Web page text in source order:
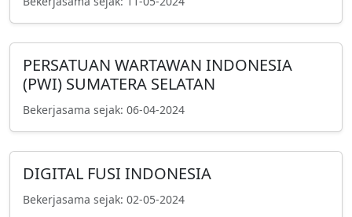
PERSATUAN WARTAWAN INDONESIA
(PWI) SUMATERA SELATAN
Bekerjasama sejak: 06-04-2024
DIGITAL FUSI INDONESIA
Bekerjasama sejak: 02-05-2024